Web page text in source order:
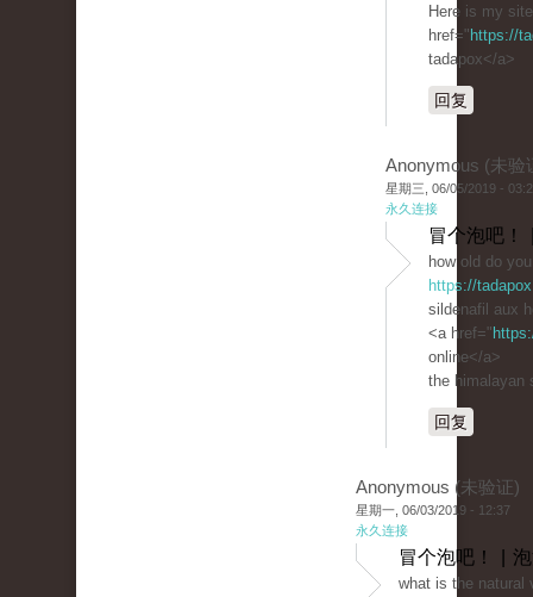
Here is my
href=" https://
tadapox</a>
回复
Anonymous (未验
星期三, 06/05/2019 -
永久连接
冒个泡吧！
how old do
https://
sildenafil aux
<a href="
online</a>
the himalayan
回复
Anonymous (未验证)
星期一, 06/03/2019 - 12:37
永久连接
冒个泡吧！ |
what is the natural